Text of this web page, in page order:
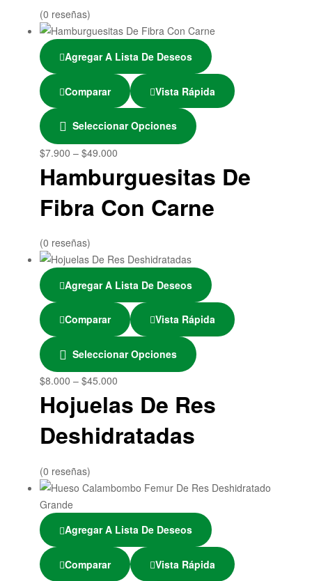
(0 reseñas)
Agregar A Lista De Deseos
Comparar Vista Rápida
Seleccionar Opciones
$7.900 – $49.000
Hamburguesitas De
Fibra Con Carne
(0 reseñas)
Agregar A Lista De Deseos
Comparar Vista Rápida
Seleccionar Opciones
$8.000 – $45.000
Hojuelas De Res
Deshidratadas
(0 reseñas)
Agregar A Lista De Deseos
Comparar Vista Rápida